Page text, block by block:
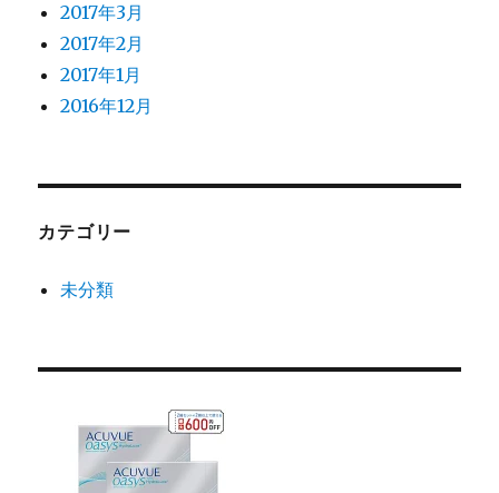
2017年3月
2017年2月
2017年1月
2016年12月
カテゴリー
未分類